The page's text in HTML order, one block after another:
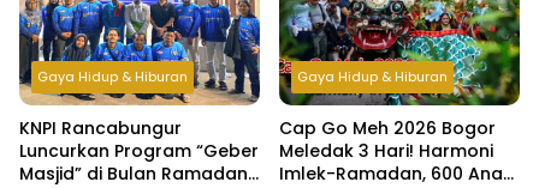
Gaya Hidup & Hiburan
KNPI Rancabungur
Luncurkan Program “Geber
Masjid” di Bulan Ramadan,
Gaya Hidup & Hiburan
Cap Go Meh 2026 Bogor
Meledak 3 Hari! Harmoni
Imlek-Ramadan, 600 Anak